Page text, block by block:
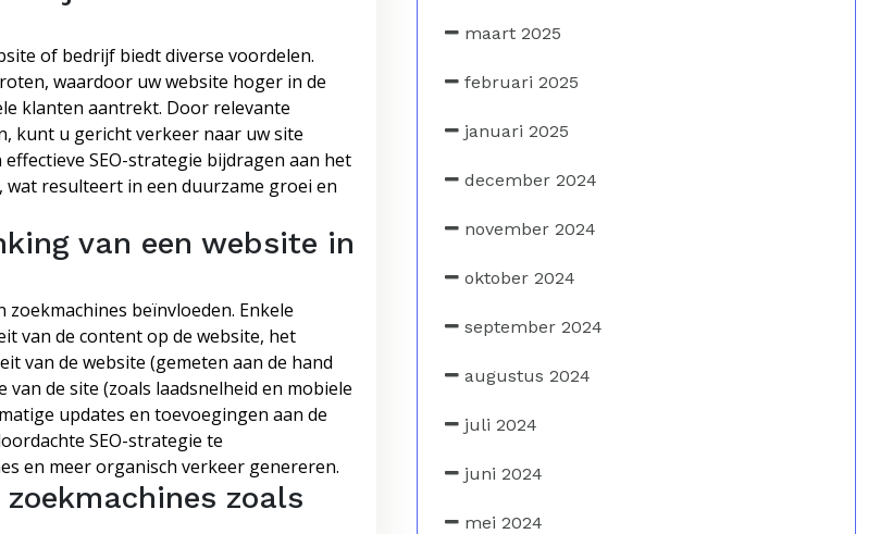
of bedrijf biedt diverse voordelen.
waardoor uw website hoger in de
klanten aantrekt. Door relevante
kunt u gericht verkeer naar uw site
SEO-strategie bijdragen aan het
resulteert in een duurzame groei en
van een website in
beïnvloeden. Enkele
van de content op de website, het
van de website (gemeten aan de hand
de site (zoals laadsnelheid en mobiele
updates en toevoegingen aan de
SEO-strategie te
en meer organisch verkeer genereren.
zoals
maart 2025
februari 2025
januari 2025
december 2024
november 2024
oktober 2024
september 2024
augustus 2024
juli 2024
juni 2024
mei 2024